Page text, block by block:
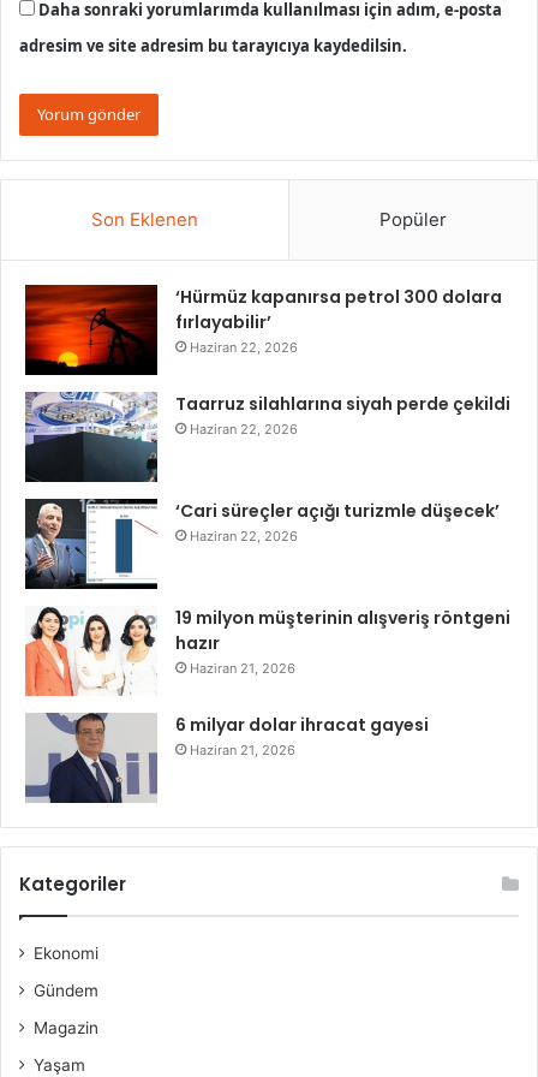
Daha sonraki yorumlarımda kullanılması için adım, e-posta
adresim ve site adresim bu tarayıcıya kaydedilsin.
Son Eklenen Popüler
‘Hürmüz kapanırsa petrol 300 dolara
fırlayabilir’
Haziran 22, 2026
Taarruz silahlarına siyah perde çekildi
Haziran 22, 2026
‘Cari süreçler açığı turizmle düşecek’
Haziran 22, 2026
19 milyon müşterinin alışveriş röntgeni
hazır
Haziran 21, 2026
6 milyar dolar ihracat gayesi
Haziran 21, 2026
Kategoriler
Ekonomi
Gündem
Magazin
Yaşam